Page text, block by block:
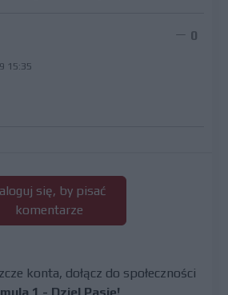
15:35
0
się, by pisać
komentarze
konta, dołącz do społeczności
1 - Dziel Pasję!